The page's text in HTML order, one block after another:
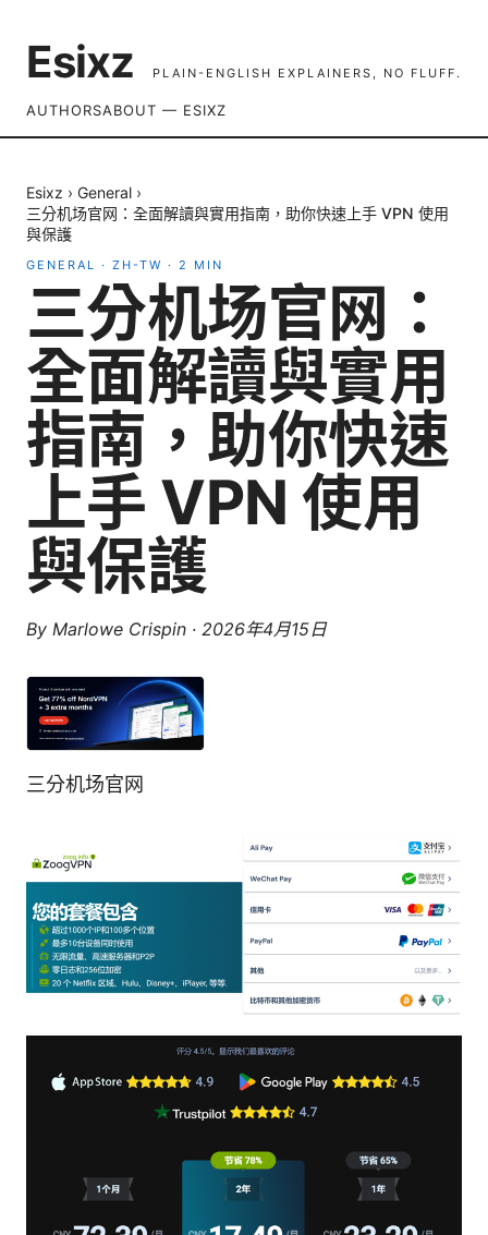
Esixz PLAIN-ENGLISH EXPLAINERS, NO FLUFF.
AUTHORSABOUT — ESIXZ
Esixz › General ›
三分机场官网：全面解讀與實用指南，助你快速上手 VPN 使用
與保護
GENERAL · ZH-TW · 2 MIN
三分机场官网：
全面解讀與實用
指南，助你快速
上手 VPN 使用
與保護
By Marlowe Crispin · 2026年4月15日
三分机场官网